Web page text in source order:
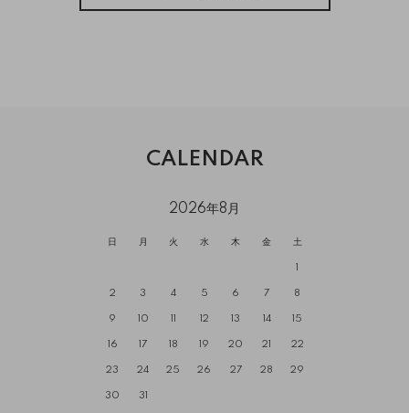
CALENDAR
2026年8月
日 月 火 水 木 金 土
2 3 4 5 6 7 8
9 10 12 13 14 15
16 17 18 19 20 21 22
23 24 25 26 27 28 29
30 31